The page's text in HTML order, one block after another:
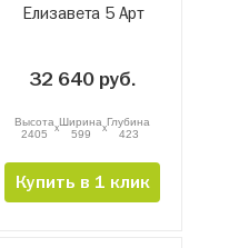
Елизавета 5 Арт
32 640 руб.
Высота
2405
xШирина
599
xГлубина
423
Купить в 1 клик